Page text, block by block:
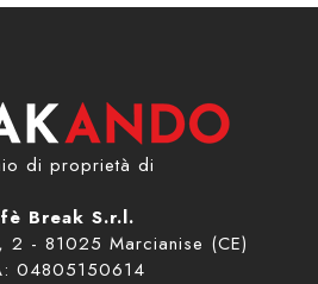
di proprietà di
Break S.r.l.
2 - 81025 Marcianise (CE)
04805150614